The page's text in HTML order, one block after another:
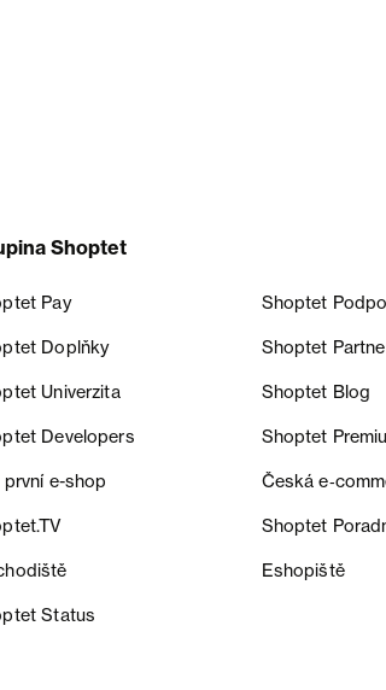
Shoptet
Pay Shoptet
Doplňky Shoptet
Univerzita Shoptet Blog
Developers Shoptet
první e-shop Česká
Shoptet
Eshopiště
Status